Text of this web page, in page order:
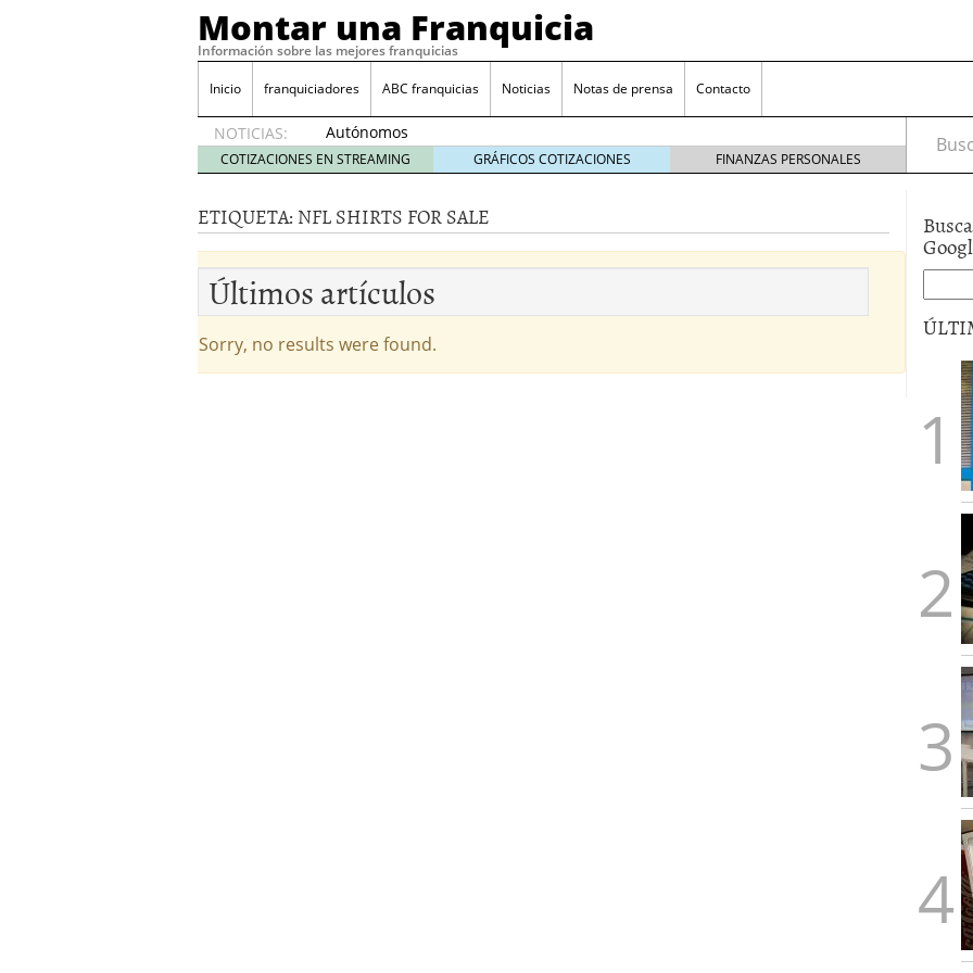
Montar una Franquicia
Información sobre las mejores franquicias
Inicio franquiciadores ABC franquicias Noticias Notas de prensa Contacto
NOTICIAS:
Autónomos
y baja
laboral
2014
¿Quieres ser emprendedor? Esto es lo que cuesta y las ayudas que puedes
tener 4 julio 2014
¿Está tu negocio listo para franquiciarse?
Eureka Vending: una opción práctica
COTIZACIONES EN STREAMING GRÁFICOS COTIZACIONES FINANZAS PERSONALES
ETIQUETA: NFL SHIRTS FOR SALE
Últimos artículos
Sorry, no results were found.